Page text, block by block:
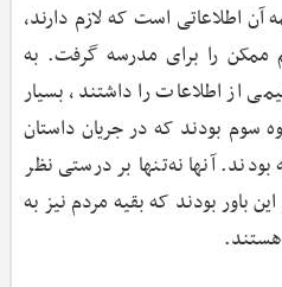
آن اطلاعاتی است که لازم دارند،
ممکن را برای مدرسه گرفت. به
از اطلاعات را داشتند، بسیار
سوم بودند که در جریان داستان
آنها نه‌تنها بر درستی نظر
باور بودند که بقیه مردم نیز به
هستند.